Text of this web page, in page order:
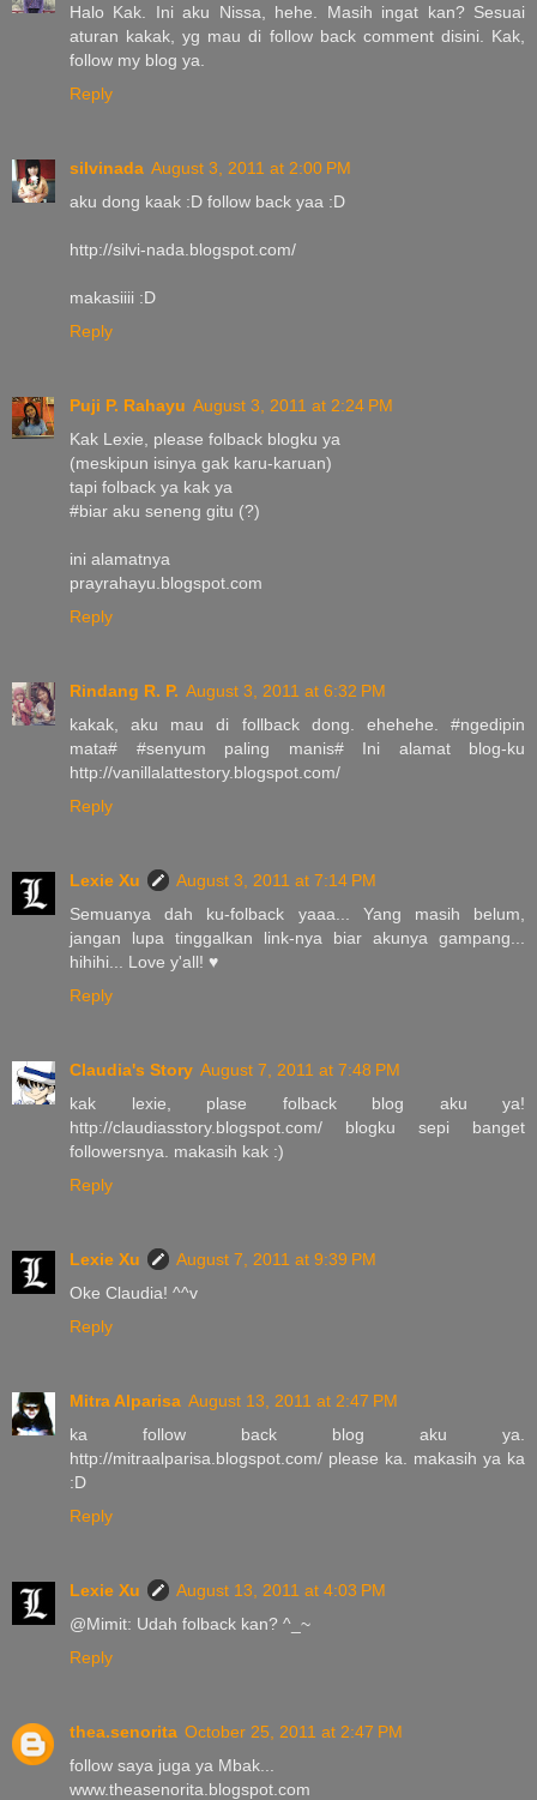
Halo Kak. Ini aku Nissa, hehe. Masih ingat kan? Sesuai
aturan kakak, yg mau di follow back comment disini. Kak,
follow my blog ya.
Reply
silvinada August 3, 2011 at 2:00 PM
aku dong kaak :D follow back yaa :D
http://silvi-nada.blogspot.com/
makasiiii :D
Reply
Puji P. Rahayu August 3, 2011 at 2:24 PM
Kak Lexie, please folback blogku ya
(meskipun isinya gak karu-karuan)
tapi folback ya kak ya
#biar aku seneng gitu (?)
ini alamatnya
prayrahayu.blogspot.com
Reply
Rindang R. P. August 3, 2011 at 6:32 PM
kakak, aku mau di follback dong. ehehehe. #ngedipin
mata# #senyum paling manis# Ini alamat blog-ku
http://vanillalattestory.blogspot.com/
Reply
Lexie Xu
August 3, 2011 at 7:14 PM
Semuanya dah ku-folback yaaa... Yang masih belum,
jangan lupa tinggalkan link-nya biar akunya gampang...
hihihi... Love y'all! ♥
Reply
Claudia's Story August 7, 2011 at 7:48 PM
kak lexie, plase folback blog aku ya!
http://claudiasstory.blogspot.com/ blogku sepi banget
followersnya. makasih kak :)
Reply
Lexie Xu
August 7, 2011 at 9:39 PM
Oke Claudia! ^^v
Reply
Mitra Alparisa August 13, 2011 at 2:47 PM
ka follow back blog aku ya.
http://mitraalparisa.blogspot.com/ please ka. makasih ya ka
:D
Reply
Lexie Xu
August 13, 2011 at 4:03 PM
@Mimit: Udah folback kan? ^_~
Reply
thea.senorita October 25, 2011 at 2:47 PM
follow saya juga ya Mbak...
www.theasenorita.blogspot.com